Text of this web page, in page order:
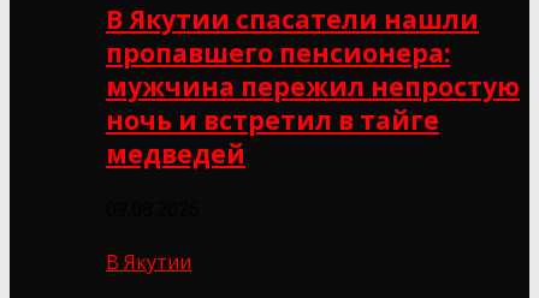
В Якутии спасатели нашли
пропавшего пенсионера:
мужчина пережил непростую
ночь и встретил в тайге
медведей
В Якутии